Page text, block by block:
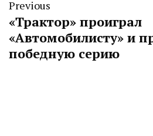
Previous
«Трактор» проиграл
«Автомобилисту» и
победную серию